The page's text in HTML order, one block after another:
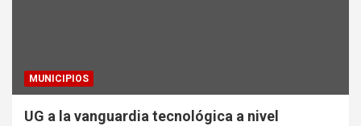
MUNICIPIOS
UG a la vanguardia tecnológica a nivel